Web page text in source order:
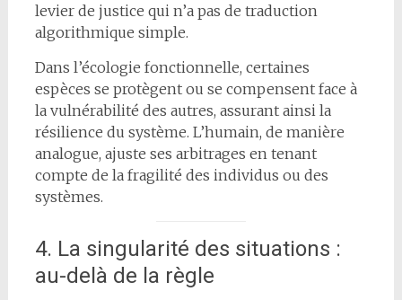
levier de justice qui n’a pas de traduction
algorithmique simple.
Dans l’écologie fonctionnelle, certaines
espèces se protègent ou se compensent face à
la vulnérabilité des autres, assurant ainsi la
résilience du système. L’humain, de manière
analogue, ajuste ses arbitrages en tenant
compte de la fragilité des individus ou des
systèmes.
4. La singularité des situations :
au-delà de la règle